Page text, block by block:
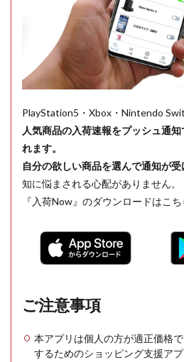
PlayStation5・Xbox・Nintendo
人気商品の入荷速報をプッシュ通
れます。
自分の欲しい商品を選んで通知が受
知に悩まされる心配がありません。
『入荷Now』のダウンロードはこち
ご注意事項
本アプリは個人の方が適正価格
するためのショッピング支援アプ